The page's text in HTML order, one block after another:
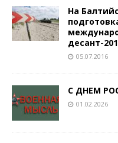
На
десант-
05.07.2016
С ДНЕМ
01.02.2026